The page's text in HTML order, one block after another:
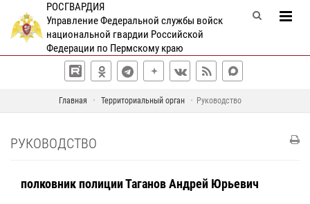
РОСГВАРДИЯ
Управление Федеральной службы войск
национальной гвардии Российской
Федерации по Пермскому краю
Главная Территориальный орган Руководство
РУКОВОДСТВО
полковник полиции Таганов Андрей Юрьевич